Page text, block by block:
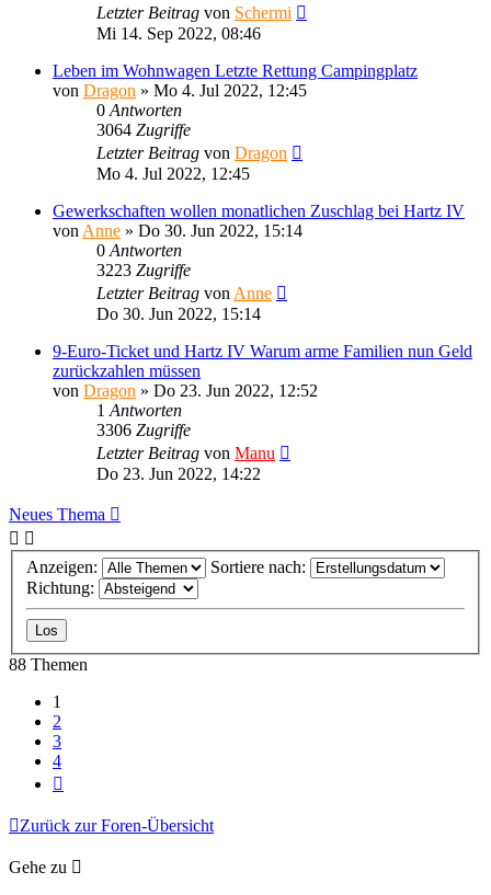
Letzter Beitrag von Schermi
Mi 14. Sep 2022, 08:46
Leben im Wohnwagen Letzte Rettung Campingplatz
von Dragon » Mo 4. Jul 2022, 12:45
0 Antworten
3064 Zugriffe
Letzter Beitrag von Dragon
Mo 4. Jul 2022, 12:45
Gewerkschaften wollen monatlichen Zuschlag bei Hartz IV
von Anne » Do 30. Jun 2022, 15:14
0 Antworten
3223 Zugriffe
Letzter Beitrag von Anne
Do 30. Jun 2022, 15:14
9-Euro-Ticket und Hartz IV Warum arme Familien nun Geld
zurückzahlen müssen
von Dragon » Do 23. Jun 2022, 12:52
1 Antworten
3306 Zugriffe
Letzter Beitrag von Manu
Do 23. Jun 2022, 14:22
Neues Thema
Anzeigen:
Sortiere nach:
Richtung:
88 Themen
1
2
3
4
Zurück zur Foren-Übersicht
Gehe zu